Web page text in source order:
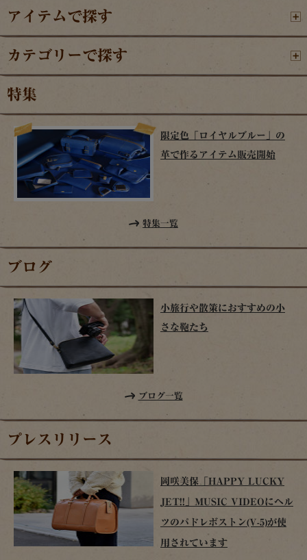
アイテムで探す
カテゴリーで探す
特集
限定色「ロイヤルブルー」の
革で作るアイテム販売開始
特集一覧
ブログ
小旅行や散策におすすめの小
さな鞄たち
ブログ一覧
プレスリリース
岡咲美保「HAPPY LUCKY
JET!!」MUSIC VIDEOにヘル
ツのパドレボストン(V-5)が使
用されています